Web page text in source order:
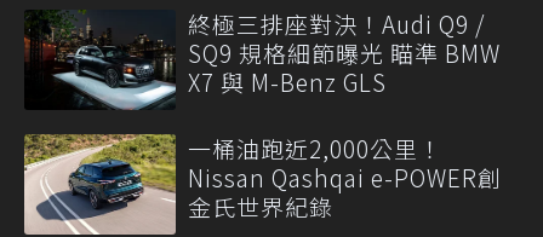
終極三排座對決！Audi Q9 /
SQ9 規格細節曝光 瞄準 BMW
X7 與 M-Benz GLS
一桶油跑近2,000公里！
Nissan Qashqai e-POWER創
金氏世界紀錄